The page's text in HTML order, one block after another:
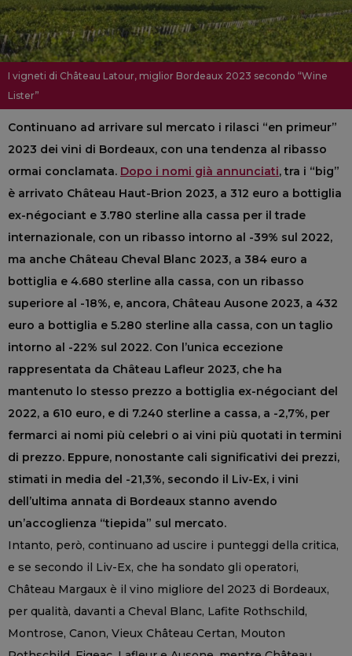
I vigneti di Château Latour, miglior Bordeaux 2023 secondo “Wine
Lister”
Continuano ad arrivare sul mercato i rilasci “en primeur”
2023 dei vini di Bordeaux, con una tendenza al ribasso
ormai conclamata. Dopo i nomi già annunciati, tra i “big”
è arrivato Château Haut-Brion 2023, a 312 euro a bottiglia
ex-négociant e 3.780 sterline alla cassa per il trade
internazionale, con un ribasso intorno al -39% sul 2022,
ma anche Château Cheval Blanc 2023, a 384 euro a
bottiglia e 4.680 sterline alla cassa, con un ribasso
superiore al -18%, e, ancora, Château Ausone 2023, a 432
euro a bottiglia e 5.280 sterline alla cassa, con un taglio
intorno al -22% sul 2022. Con l’unica eccezione
rappresentata da Château Lafleur 2023, che ha
mantenuto lo stesso prezzo a bottiglia ex-négociant del
2022, a 610 euro, e di 7.240 sterline a cassa, a -2,7%, per
fermarci ai nomi più celebri o ai vini più quotati in termini
di prezzo. Eppure, nonostante cali significativi dei prezzi,
stimati in media del -21,3%, secondo il Liv-Ex, i vini
dell’ultima annata di Bordeaux stanno avendo
un’accoglienza “tiepida” sul mercato.
Intanto, però, continuano ad uscire i punteggi della critica,
e se secondo il Liv-Ex, che ha sondato gli operatori,
Château Margaux è il vino migliore del 2023 di Bordeaux,
per qualità, davanti a Cheval Blanc, Lafite Rothschild,
Montrose, Canon, Vieux Château Certan, Mouton